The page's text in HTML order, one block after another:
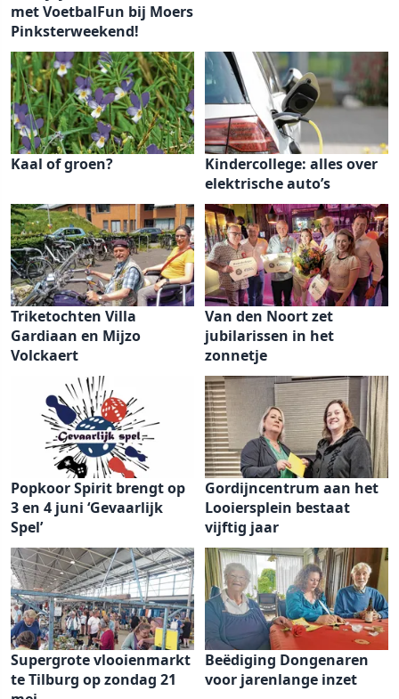
met VoetbalFun bij Moers
Pinksterweekend!
Kaal of groen?
Kindercollege: alles over
elektrische auto’s
Triketochten Villa
Gardiaan en Mijzo
Volckaert
Van den Noort zet
jubilarissen in het
zonnetje
Popkoor Spirit brengt op
3 en 4 juni ‘Gevaarlijk
Spel’
Gordijncentrum aan het
Looiersplein bestaat
vijftig jaar
Supergrote vlooienmarkt
te Tilburg op zondag 21
Beëdiging Dongenaren
voor jarenlange inzet